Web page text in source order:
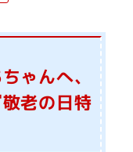
ゃんへ、
老の日特